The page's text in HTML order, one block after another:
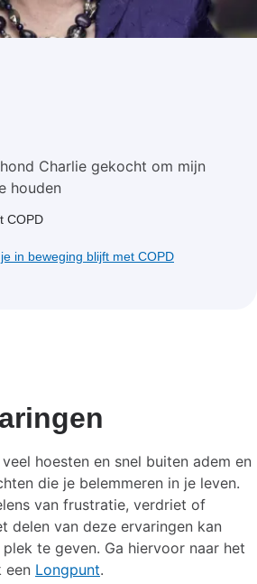
Charlie gekocht om mijn
houden
COPD
in beweging blijft met COPD
hoesten en snel buiten adem en
die je belemmeren in je leven.
van frustratie, verdriet of
delen van deze ervaringen kan
plek te geven. Ga hiervoor naar het
een Longpunt.